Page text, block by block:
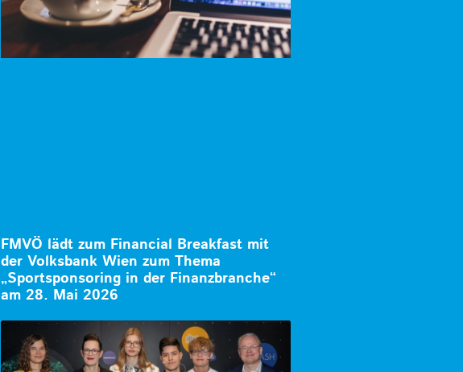
FMVÖ lädt zum Financial Breakfast mit
der Volksbank Wien zum Thema
„Sportsponsoring in der Finanzbranche“
am 28. Mai 2026